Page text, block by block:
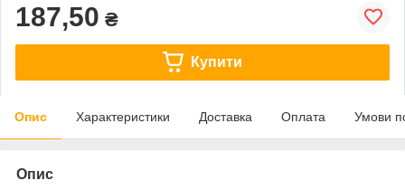
187,50 ₴
Купити
Опис Характеристики Доставка Оплата Умови
Опис